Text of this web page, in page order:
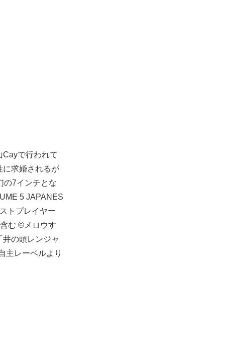
Cayで行われて
に求婚されるが
の7インチとな
5 JAPANES
トプレイヤー
む ©メロウす
の頭レンジャ
主レーベルより